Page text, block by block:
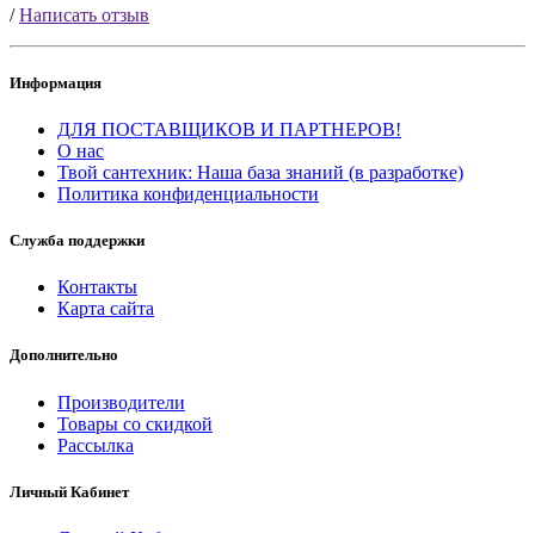
/Написать отзыв
Информация
ДЛЯ ПОСТАВЩИКОВ И ПАРТНЕРОВ!
О нас
Твой сантехник: Наша база знаний (в разработке)
Политика конфиденциальности
Служба поддержки
Контакты
Карта сайта
Дополнительно
Производители
Товары со скидкой
Рассылка
Личный Кабинет